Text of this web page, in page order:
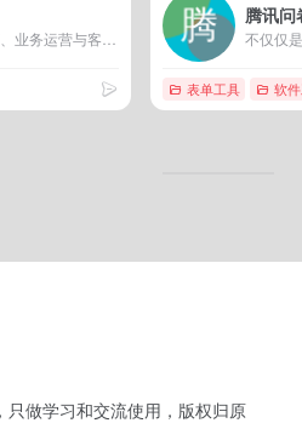
腾讯问
表单工具 软
做学习和交流使用，版权归原